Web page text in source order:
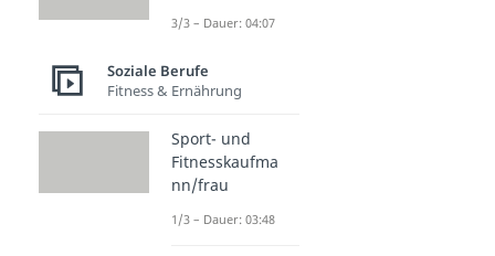
3/3 – Dauer: 04:07
Soziale Berufe
Fitness & Ernährung
Sport- und
Fitnesskaufma
nn/frau
1/3 – Dauer: 03:48